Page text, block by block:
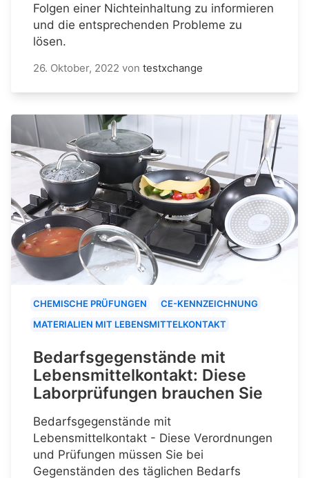
Folgen einer Nichteinhaltung zu informieren
und die entsprechenden Probleme zu
lösen.
26. Oktober, 2022 von testxchange
CHEMISCHE PRÜFUNGEN
CE-KENNZEICHNUNG
MATERIALIEN MIT LEBENSMITTELKONTAKT
Bedarfsgegenstände mit
Lebensmittelkontakt: Diese
Laborprüfungen brauchen Sie
Bedarfsgegenstände mit
Lebensmittelkontakt - Diese Verordnungen
und Prüfungen müssen Sie bei
Gegenständen des täglichen Bedarfs